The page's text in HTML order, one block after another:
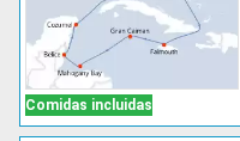
Comidas incluidas